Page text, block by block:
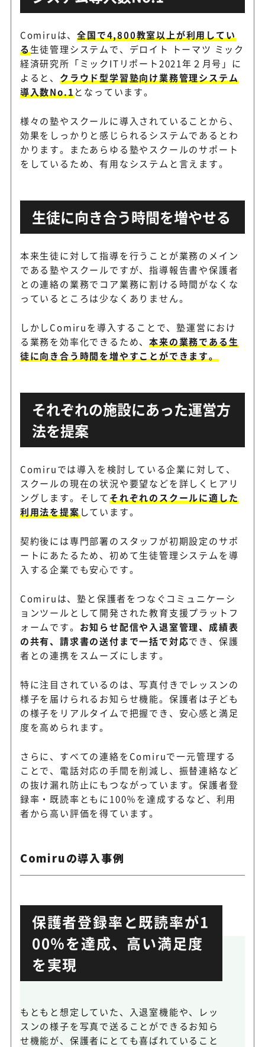
Comiruは、全国で4,800教室以上が利用してい
る 生徒管理システムで、デロイト トーマツ ミック
経済研究所「ミックITリポート2021年２月号」に
よると、 クラウド型学習塾向け業務管理システム
導入数No.1 となっています。
様々の塾やスクールに導入されていることから、
効果をしっかりと感じられるシステムであるとわ
かります。またあらゆる塾やスクールのサポート
をしているため、有用なシステムと言えます。
生徒に向き合う時間を増やせる
本来生徒に対して指導を行うことが業務のメイン
である塾やスクールですが、指導報告書や保護者
との連絡の業務でコア業務に割ける時間がなくな
っているところは少なくありません。
しかしComiruを導入することで、塾運営におけ
る業務を効率化できるため、本来の業務である生
徒に向き合う時間を増やすことができます。
それぞれの施設にあった運営方
法を提案
Comiruでは導入を検討している企業に対して、
スクールの現在の状況や要望などを詳しくヒアリ
ングします。そしてそれぞれのスクールに適した
利用法を提案 しています。
契約後には専門部署のスタッフが初期設定のサポ
ートにあたるため、初めて生徒管理システムを導
入する企業でも安心です。
Comiruは、塾と保護者をつなぐコミュニケーシ
ョンツールとして開発された教育支援プラットフ
ォームです。 お知らせ配信や入退室管理、成績表
の共有、請求書の送付まで一括で対応でき、保護
者との連携をスムーズにします。
特に注目されているのは、写真付きでレッスンの
様子を届けられるお知らせ機能。保護者は子ども
の様子をリアルタイムで把握でき、安心感と満足
度を高められます。
さらに、すべての連絡をComiruで一元管理する
ことで、電話対応の手間を削減し、振替連絡など
の抜け漏れ防止にもつながっています。保護者登
録率・既読率ともに100％を達成するなど、利用
者から高い評価を得ています。
Comiruの導入事例
保護者登録率と既読率が1
00％を達成、高い満足度
を実現
もともと想定していた、入退室機能や、レッ
スンの様子を写真で送ることができるお知ら
せ機能が、保護者にとても喜ばれていること